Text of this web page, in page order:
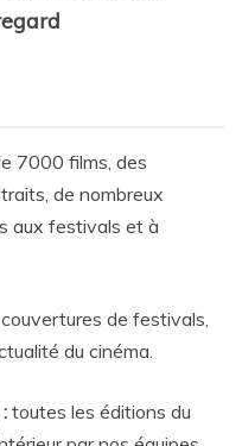
7000 films, des
de nombreux
aux festivals et à
de festivals,
du cinéma.
toutes les éditions du